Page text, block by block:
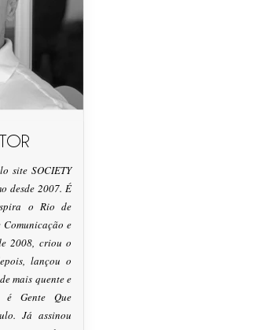
site SOCIETY
desde 2007. É
o Rio de
e
2008, criou o
lançou o
mais quente e
é Gente Que
Já assinou